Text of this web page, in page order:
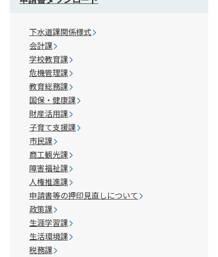
下水道課関係様式
会計課
学校教育課
危機管理課
教育総務課
国保・健康課
財産活用課
子育て支援課
市民課
商工観光課
障害福祉課
人権推進課
申請書等の押印見直しについて
政策課
生涯学習課
生活環境課
税務課